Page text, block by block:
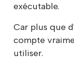
exécutable.
Car plus que
compte
utiliser.